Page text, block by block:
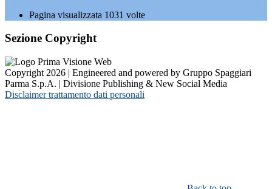
Pagina visualizzata 1031 volte
Sezione Copyright
Copyright 2026 | Engineered and powered by Gruppo Spaggiari
Parma S.p.A. | Divisione Publishing & New Social Media
Disclaimer trattamento dati personali